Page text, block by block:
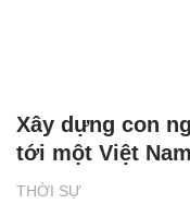
THỜI SỰ
Xây dựng con
tới một Việt